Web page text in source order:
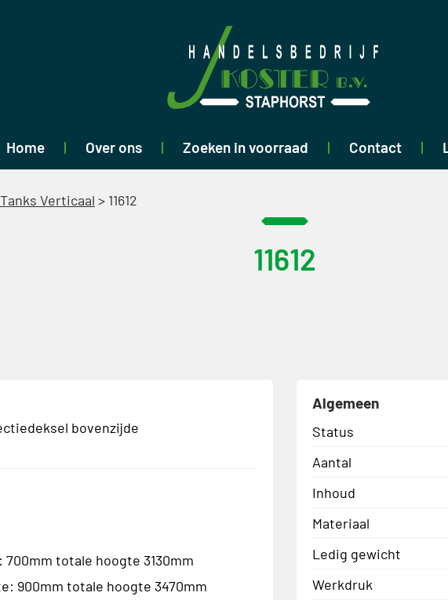
Home Over ons Zoeken in voorraad Contact
Tanks Verticaal > 11612
11612
bovenzijde
totale hoogte 3130mm
900mm totale hoogte 3470mm
Algemeen
Status
Aantal
Inhoud
Materiaal
Ledig gewicht
Werkdruk